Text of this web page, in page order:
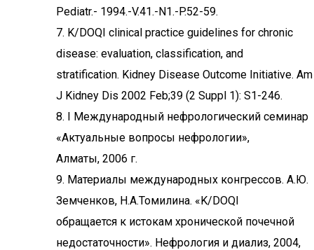
Pediatr.- 1994.-V.41.-N1.-P.52-59.
7. K/DOQI clinical practice guidelines for chronic
disease: evaluation, classification, and
stratification. Kidney Disease Outcome Initiative. Am
J Kidney Dis 2002 Feb;39 (2 Suppl 1): S1-246.
8. I Международный нефрологический семинар
«Актуальные вопросы нефрологии»,
Алматы, 2006 г.
9. Материалы международных конгрессов. А.Ю.
Земченков, Н.А.Томилина. «K/DOQI
обращается к истокам хронической почечной
недостаточности». Нефрология и диализ, 2004,